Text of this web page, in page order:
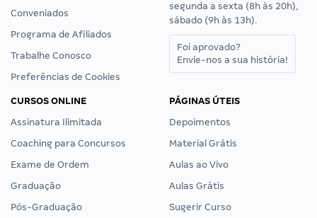
Conveniados
Programa de Afiliados
Trabalhe Conosco
Preferências de Cookies
segunda a sexta (8h às 20h),
sábado (9h às 13h).
Foi aprovado?
Envie-nos a sua história!
CURSOS ONLINE
Assinatura Ilimitada
Coaching para Concursos
Exame de Ordem
Graduação
Pós-Graduação
PÁGINAS ÚTEIS
Depoimentos
Material Grátis
Aulas ao Vivo
Aulas Grátis
Sugerir Curso